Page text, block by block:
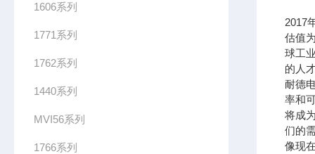
1606系列
1771系列
1762系列
1440系列
MVI56系列
1766系列
2017
估值
球工
的人
耐德
率和
将成
们的
像现